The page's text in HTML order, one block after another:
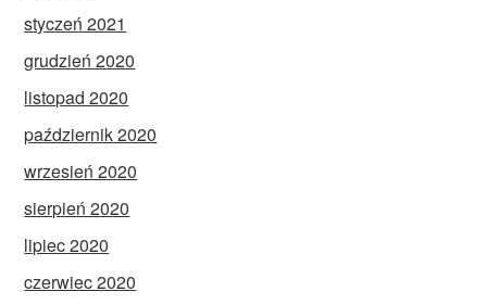
styczeń 2021
grudzień 2020
listopad 2020
październik 2020
wrzesień 2020
sierpień 2020
lipiec 2020
czerwiec 2020